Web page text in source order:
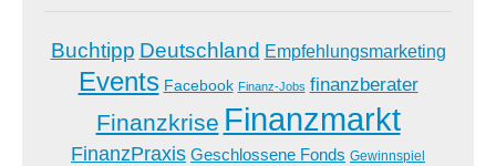
Buchtipp Deutschland Empfehlungsmarketing
Events Facebook Finanz-Jobs finanzberater
Finanzkrise Finanzmarkt
FinanzPraxis Geschlossene Fonds Gewinnspiel